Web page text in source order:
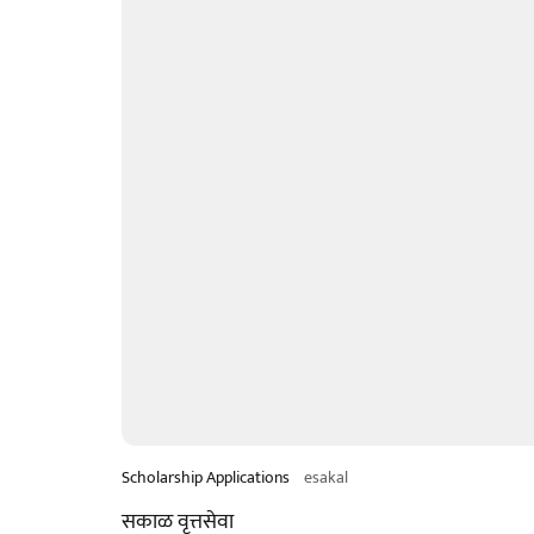
Scholarship Applications esakal
सकाळ वृत्तसेवा